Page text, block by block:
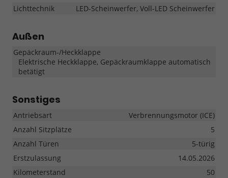
Lichttechnik
LED-Scheinwerfer, Voll-LED Scheinwerfer
Außen
Gepäckraum-/Heckklappe
Elektrische Heckklappe, Gepäckraumklappe automatisch
betätigt
Sonstiges
Antriebsart
Verbrennungsmotor (ICE)
Anzahl Sitzplätze
5
Anzahl Türen
5-türig
Erstzulassung
14.05.2026
Kilometerstand
50